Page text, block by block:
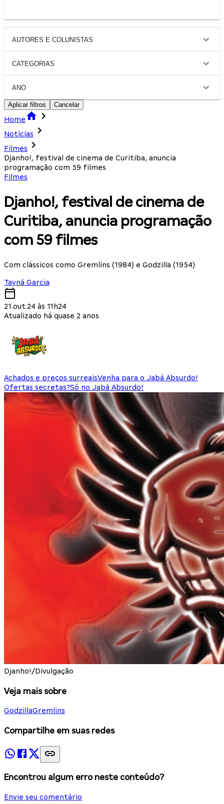
AUTORES E COLUNISTAS
CATEGORIAS
ANO
Aplicar filtros Cancelar
Home
Notícias
Filmes
Djanho!, festival de cinema de Curitiba, anuncia
programação com 59 filmes
Filmes
Djanho!, festival de cinema de
Curitiba, anuncia programação
com 59 filmes
Com clássicos como Gremlins (1984) e Godzilla (1954)
Tayná Garcia
21.out.24 às 11h24
Atualizado há quase 2 anos
Achados e preços surreaisVenha para o Jabá Absurdo!
Ofertas secretas?Só no Jabá Absurdo!
Djanho!/Divulgação
Veja mais sobre
GodzillaGremlins
Compartilhe em suas redes
Encontrou algum erro neste conteúdo?
Envie seu comentário